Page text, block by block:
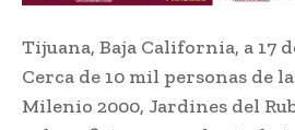
Tijuana, Baja California, a 17
Cerca de 10 mil personas de
Milenio 2000, Jardines del